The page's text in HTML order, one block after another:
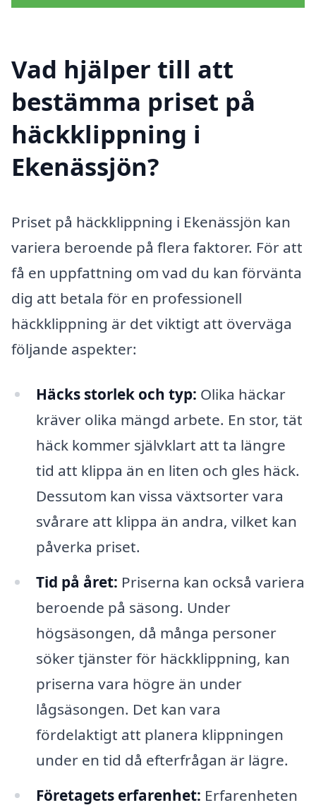
Vad hjälper till att
bestämma priset på
häckklippning i
Ekenässjön?
Priset på häckklippning i Ekenässjön kan
variera beroende på flera faktorer. För att
få en uppfattning om vad du kan förvänta
dig att betala för en professionell
häckklippning är det viktigt att överväga
följande aspekter:
Häcks storlek och typ: Olika häckar
kräver olika mängd arbete. En stor, tät
häck kommer självklart att ta längre
tid att klippa än en liten och gles häck.
Dessutom kan vissa växtsorter vara
svårare att klippa än andra, vilket kan
påverka priset.
Tid på året: Priserna kan också variera
beroende på säsong. Under
högsäsongen, då många personer
söker tjänster för häckklippning, kan
priserna vara högre än under
lågsäsongen. Det kan vara
fördelaktigt att planera klippningen
under en tid då efterfrågan är lägre.
Företagets erfarenhet: Erfarenheten